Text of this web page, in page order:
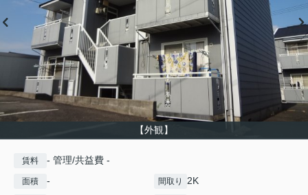
【外観】
賃料 - 管理/共益費 -
面積 - 間取り 2K